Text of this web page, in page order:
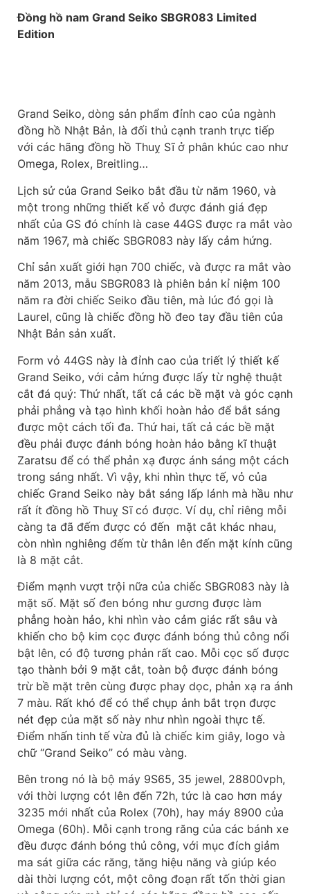
Đồng hồ nam Grand Seiko SBGR083 Limited
Edition
Grand Seiko, dòng sản phẩm đỉnh cao của ngành
đồng hồ Nhật Bản, là đối thủ cạnh tranh trực tiếp
với các hãng đồng hồ Thuỵ Sĩ ở phân khúc cao như
Omega, Rolex, Breitling…
Lịch sử của Grand Seiko bắt đầu từ năm 1960, và
một trong những thiết kế vỏ được đánh giá đẹp
nhất của GS đó chính là case 44GS được ra mắt vào
năm 1967, mà chiếc SBGR083 này lấy cảm hứng.
Chỉ sản xuất giới hạn 700 chiếc, và được ra mắt vào
năm 2013, mẫu SBGR083 là phiên bản kỉ niệm 100
năm ra đời chiếc Seiko đầu tiên, mà lúc đó gọi là
Laurel, cũng là chiếc đồng hồ đeo tay đầu tiên của
Nhật Bản sản xuất.
Form vỏ 44GS này là đỉnh cao của triết lý thiết kế
Grand Seiko, với cảm hứng được lấy từ nghệ thuật
cắt đá quý: Thứ nhất, tất cả các bề mặt và góc cạnh
phải phẳng và tạo hình khối hoàn hảo để bắt sáng
được một cách tối đa. Thứ hai, tất cả các bề mặt
đều phải được đánh bóng hoàn hảo bằng kĩ thuật
Zaratsu để có thể phản xạ được ánh sáng một cách
trong sáng nhất. Vì vậy, khi nhìn thực tế, vỏ của
chiếc Grand Seiko này bắt sáng lấp lánh mà hầu như
rất ít đồng hồ Thuỵ Sĩ có được. Ví dụ, chỉ riêng mỗi
càng ta đã đếm được có đến mặt cắt khác nhau,
còn nhìn nghiêng đếm từ thân lên đến mặt kính cũng
là 8 mặt cắt.
Điểm mạnh vượt trội nữa của chiếc SBGR083 này là
mặt số. Mặt số đen bóng như gương được làm
phẳng hoàn hảo, khi nhìn vào cảm giác rất sâu và
khiến cho bộ kim cọc được đánh bóng thủ công nổi
bật lên, có độ tương phản rất cao. Mỗi cọc số được
tạo thành bởi 9 mặt cắt, toàn bộ được đánh bóng
trừ bề mặt trên cùng được phay dọc, phản xạ ra ánh
7 màu. Rất khó để có thể chụp ảnh bắt trọn được
nét đẹp của mặt số này như nhìn ngoài thực tế.
Điểm nhấn tinh tế vừa đủ là chiếc kim giây, logo và
chữ “Grand Seiko” có màu vàng.
Bên trong nó là bộ máy 9S65, 35 jewel, 28800vph,
với thời lượng cót lên đến 72h, tức là cao hơn máy
3235 mới nhất của Rolex (70h), hay máy 8900 của
Omega (60h). Mỗi cạnh trong răng của các bánh xe
đều được đánh bóng thủ công, với mục đích giảm
ma sát giữa các răng, tăng hiệu năng và giúp kéo
dài thời lượng cót, một công đoạn rất tốn thời gian